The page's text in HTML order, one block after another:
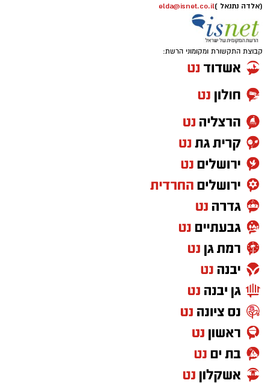
(אלדה נתנאל )elda@isnet.co.il
קבוצת התקשורת ומקומוני הרשת: